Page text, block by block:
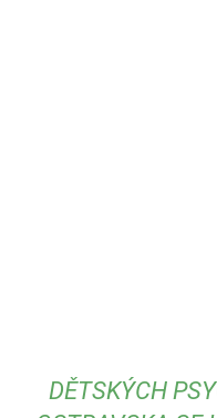
DĚTSKÝCH